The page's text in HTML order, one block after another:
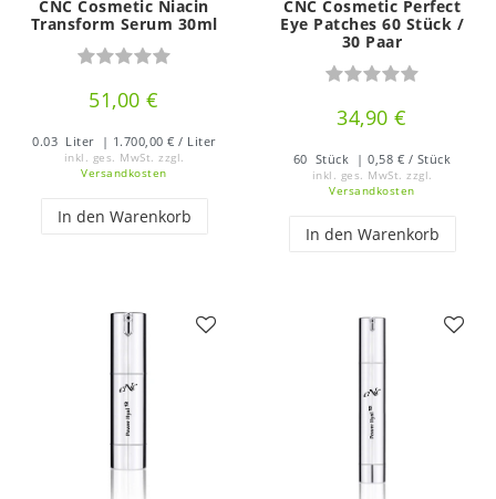
CNC Cosmetic Niacin
Transform Serum 30ml
51,00 €
0.03 Liter | 1.700,00 € / Liter
inkl. ges. MwSt. zzgl.
Versandkosten
In den Warenkorb
CNC Cosmetic Perfect
Eye Patches 60 Stück /
30 Paar
34,90 €
60 Stück | 0,58 € / Stück
inkl. ges. MwSt. zzgl.
Versandkosten
In den Warenkorb